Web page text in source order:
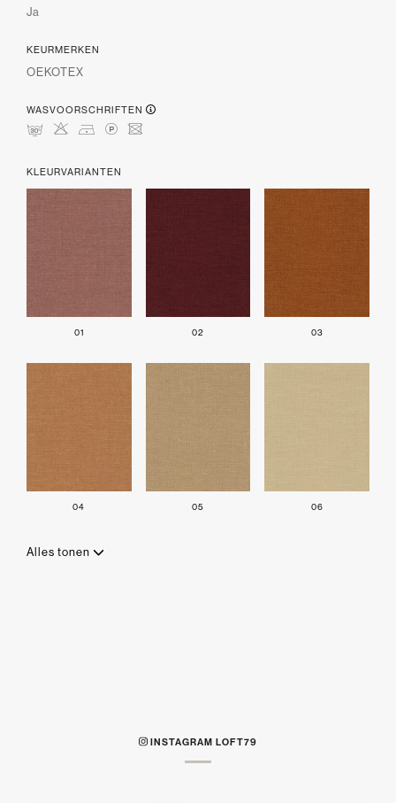
Ja
KEURMERKEN
OEKOTEX
WASVOORSCHRIFTEN
mHDLU
KLEURVARIANTEN
01 02 03
04 05 06
Alles tonen
INSTAGRAM LOFT79